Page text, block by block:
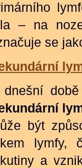
– na
se
dnešní
být
lymfy,
a